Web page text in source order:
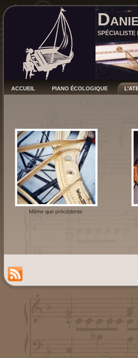
SPÉCIALISTE
ACCUEIL PIANO ÉCOLOGIQUE
Même que précédente.